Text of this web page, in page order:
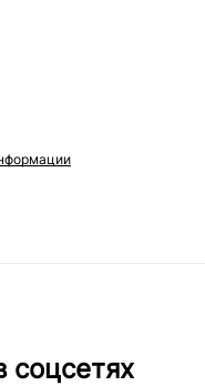
соцсетях